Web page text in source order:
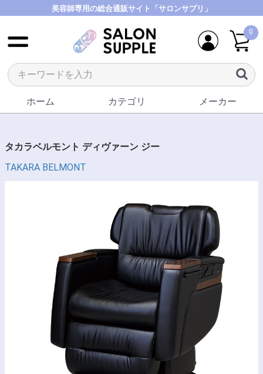
美容師専用の総合通販サイト「サロンサプリ」
0
ホーム カテゴリ メーカー
タカラベルモント ディヴァーン ジー
TAKARA BELMONT